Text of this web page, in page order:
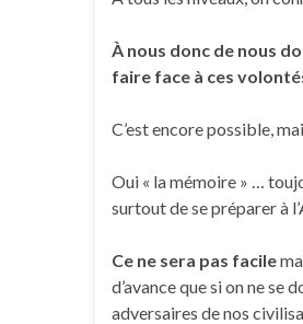
À nous donc de nous
faire face à ces
C’est encore possible,
Oui « la mémoire » …
surtout de se préparer à
Ce ne sera pas facile
d’avance que si on ne se
adversaires de nos